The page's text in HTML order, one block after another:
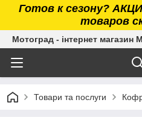
Готов к сезону?
товаров
Мотоград - інтернет магазин
Товари та послуги